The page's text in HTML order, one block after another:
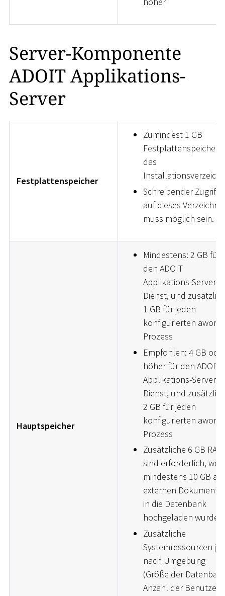
Server-Komponente
ADOIT Applikations-
Server
Festplattenspeicher
Zumindest 1 GB
Festplattenspeicher
das
Schreibender Zugriff
auf dieses Verzeichnis
muss möglich sein.
Hauptspeicher
Mindestens: 2 GB für
den ADOIT
Applikations-Server
Dienst, und zusätzlich
1 GB für jeden
konfigurierten
Prozess
Empfohlen: 4 GB
höher für den ADOIT
Applikations-Server
Dienst, und zusätzlich
2 GB für jeden
konfigurierten
Prozess
Zusätzliche 6 GB RAM
sind erforderlich,
mindestens 10 GB an
externen
in die Datenbank
hochgeladen wurden
Zusätzliche
Systemressourcen je
nach Umgebung
(Größe der
Anzahl der Benutzer)